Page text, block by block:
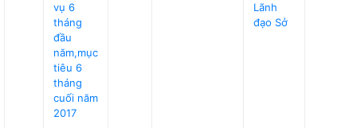
vụ 6
tháng
đầu
năm,mục
tiêu 6
tháng
cuối năm
2017
Lãnh
đạo Sở